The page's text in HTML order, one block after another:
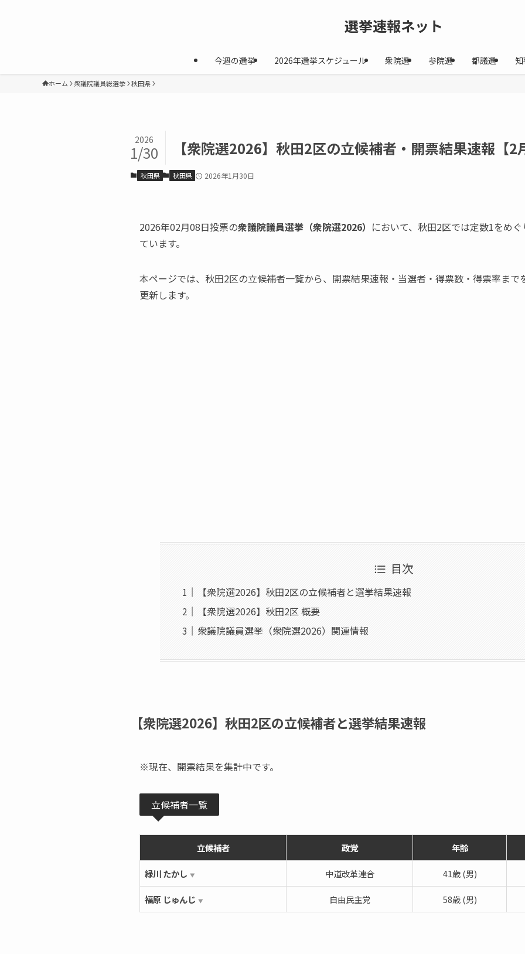
選挙速報ネット
今週の選挙 2026年選挙スケジュール 衆院選 参院選 都議選
ホーム 衆議院議員総選挙 秋田県
【衆院選2026】秋田2区の立候補者・開票結果速報【2
2026
1/30
秋田県 秋田県 2026年1月30日
2026年02月08日投票の衆議院議員選挙（衆院選2026） において、秋田2区では定数1をめ
ています。
本ページでは、秋田2区の立候補者一覧から、開票結果速報・当選者・得票数・得票率まで
更新します。
目次
【衆院選2026】秋田2区の立候補者と選挙結果速報
【衆院選2026】秋田2区 概要
衆議院議員選挙（衆院選2026）関連情報
【衆院選2026】秋田2区の立候補者と選挙結果速報
※現在、開票結果を集計中です。
立候補者一覧
立候補者 政党 年齢
緑川 たかし ▼ 中道改革連合 41歳 (男)
福原 じゅんじ ▼ 自由民主党 58歳 (男)